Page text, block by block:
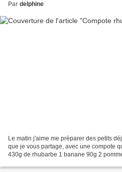
Par delphine
Le matin j'aime me préparer des petits
que je vous partage, avec une compote
430g de rhubarbe 1 banane 90g 2